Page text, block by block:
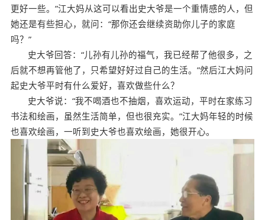
更好一些。”江大妈从这可以看出史大爷是一个重情感的人，但
她还是有些担心，就问：“那你还会继续资助你儿子的家庭
吗？”
史大爷回答：“儿孙有儿孙的福气，我已经帮了他很多，之
后就不想再管他了，只希望好好过自己的生活。”然后江大妈问
起史大爷平时有什么爱好，喜欢做些什么？
史大爷说：“我不喝酒也不抽烟，喜欢运动，平时在家练习
书法和绘画，虽然生活简单，但也很充实。”江大妈年轻的时候
也喜欢绘画，一听到史大爷也喜欢绘画，她很开心。